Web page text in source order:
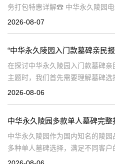
务打包特惠详解☎ 中华永久陵园
5063中华永久陵园作为国内知名的
2026-08-07
在探讨中华永久陵园入门款墓碑亲
主题时，我们首先需要理解墓碑选
及其对逝者与生者的影响。墓碑不
2026-08-06
中华永久陵园作为国内知名的陵园
多种单人墓碑选择，满足不同客户
文将详细介绍中华永久陵园多款单